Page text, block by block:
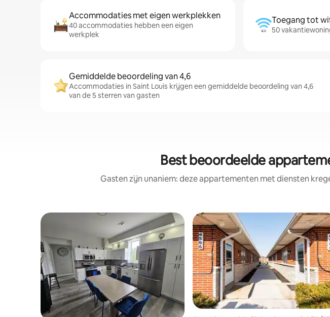
Accommodaties met eigen werkplekken
40 accommodaties hebben een eigen
werkplek
Toegang tot
50
Gemiddelde beoordeling van 4,6
Accommodaties in Saint Louis krijgen een gemiddelde beoordeling van 4,6
van de 5 sterren van gasten
Best beoordeelde
Gasten zijn unaniem: deze appartementen met diensten